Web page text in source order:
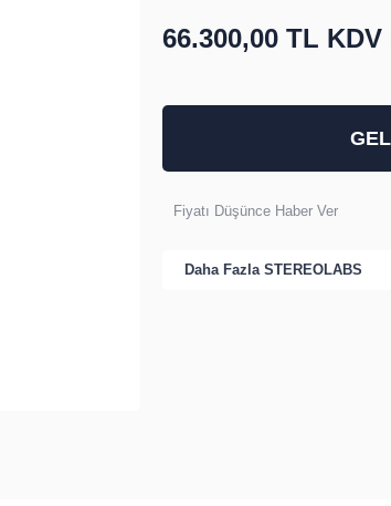
66.300,00 TL KDV
Fiyatı Düşünce Haber Ver
Daha Fazla STEREOLABS